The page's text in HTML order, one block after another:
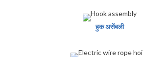
हुक असेंबली